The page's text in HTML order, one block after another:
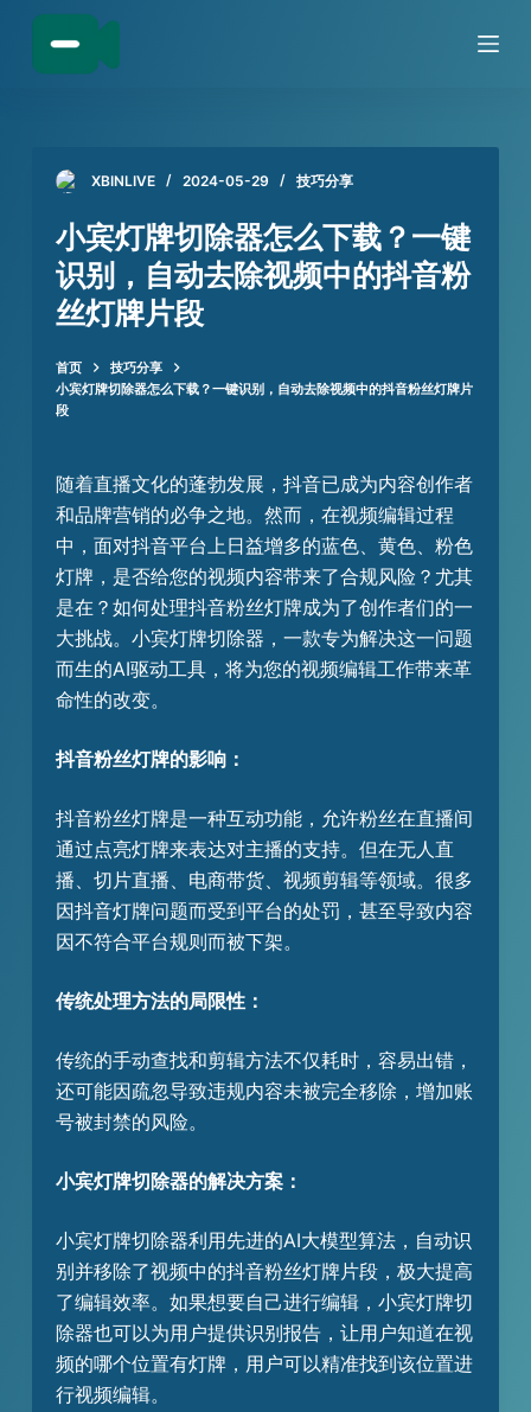
跳
XBINLIVE 2024-05-29 技巧分享
小宾灯牌切除器怎么下载？一键
识别，自动去除视频中的抖音粉
丝灯牌片段
首页
技巧分享
小宾灯牌切除器怎么下载？一键识别，自动去除视频中的抖音粉丝灯牌片
段
随着直播文化的蓬勃发展，抖音已成为内容创作者
和品牌营销的必争之地。然而，在视频编辑过程
中，面对抖音平台上日益增多的蓝色、黄色、粉色
灯牌，是否给您的视频内容带来了合规风险？尤其
是在？如何处理抖音粉丝灯牌成为了创作者们的一
大挑战。小宾灯牌切除器，一款专为解决这一问题
而生的AI驱动工具，将为您的视频编辑工作带来革
命性的改变。
抖音粉丝灯牌的影响：
抖音粉丝灯牌是一种互动功能，允许粉丝在直播间
通过点亮灯牌来表达对主播的支持。但在无人直
播、切片直播、电商带货、视频剪辑等领域。很多
因抖音灯牌问题而受到平台的处罚，甚至导致内容
因不符合平台规则而被下架。
传统处理方法的局限性：
传统的手动查找和剪辑方法不仅耗时，容易出错，
还可能因疏忽导致违规内容未被完全移除，增加账
号被封禁的风险。
小宾灯牌切除器的解决方案：
小宾灯牌切除器利用先进的AI大模型算法，自动识
别并移除了视频中的抖音粉丝灯牌片段，极大提高
了编辑效率。如果想要自己进行编辑，小宾灯牌切
除器也可以为用户提供识别报告，让用户知道在视
频的哪个位置有灯牌，用户可以精准找到该位置进
行视频编辑。